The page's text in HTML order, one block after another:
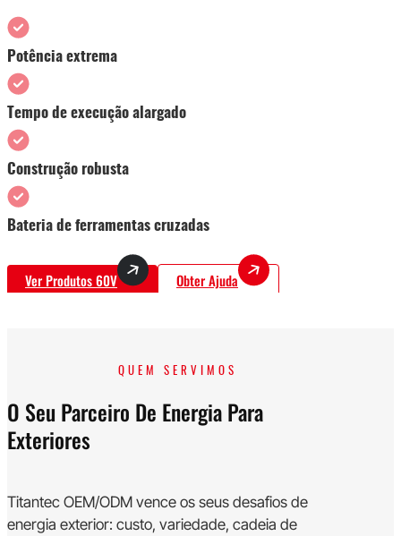
Potência extrema
Tempo de execução alargado
Construção robusta
Bateria de ferramentas cruzadas
Ver Produtos 60V Obter Ajuda
QUEM SERVIMOS
O Seu Parceiro De Energia Para
Exteriores
Titantec OEM/ODM vence os seus desafios de
energia exterior: custo, variedade, cadeia de